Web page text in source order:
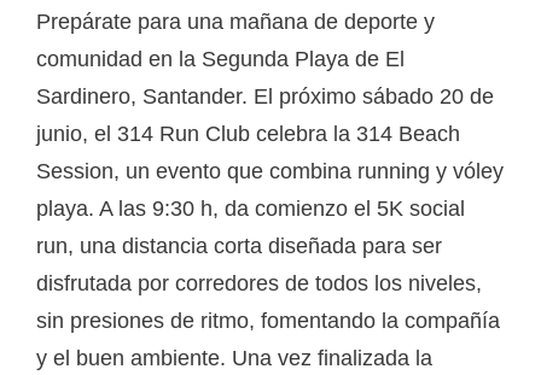
Prepárate para una mañana de deporte y
comunidad en la Segunda Playa de El
Sardinero, Santander. El próximo sábado 20 de
junio, el 314 Run Club celebra la 314 Beach
Session, un evento que combina running y vóley
playa. A las 9:30 h, da comienzo el 5K social
run, una distancia corta diseñada para ser
disfrutada por corredores de todos los niveles,
sin presiones de ritmo, fomentando la compañía
y el buen ambiente. Una vez finalizada la